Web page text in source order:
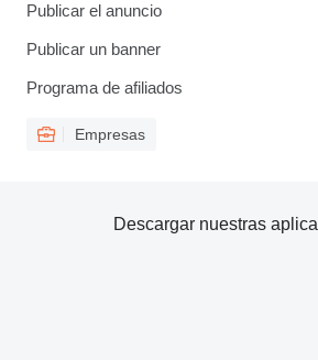
Publicar el anuncio
Publicar un banner
Programa de afiliados
Empresas
Descargar nuestras